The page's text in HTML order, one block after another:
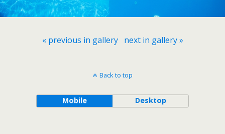
« previous in gallery next in gallery »
Back to top
Mobile Desktop